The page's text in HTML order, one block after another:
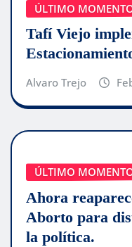
ÚLTIMO
Tafí Viejo
Alvaro Trejo
ÚLTIMO
Ahora
Aborto para
la política.